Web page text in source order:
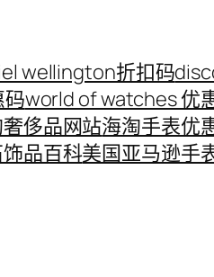
wellington折扣码
world of watches 优
侈品网站海淘手表优
品百科美国亚马逊手